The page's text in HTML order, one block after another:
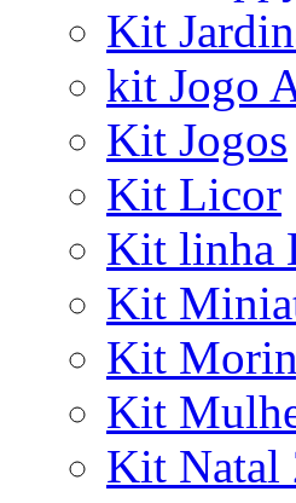
Kit
kit Jogo
Kit Jogos
Kit Licor
Kit linha
Kit
Kit
Kit
Kit Natal